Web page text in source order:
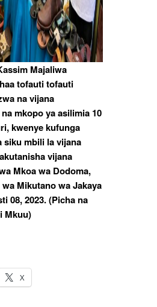
Majaliwa
tofauti tofauti
na vijana
mkopo ya asilimia 10
kwenye kufunga
siku mbili la vijana
vijana
Mkoa wa Dodoma,
Mikutano wa Jakaya
08, 2023. (Picha na
Mkuu)
X